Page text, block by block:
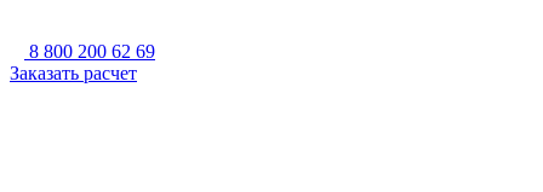
8 800 200 62 69
Заказать расчет